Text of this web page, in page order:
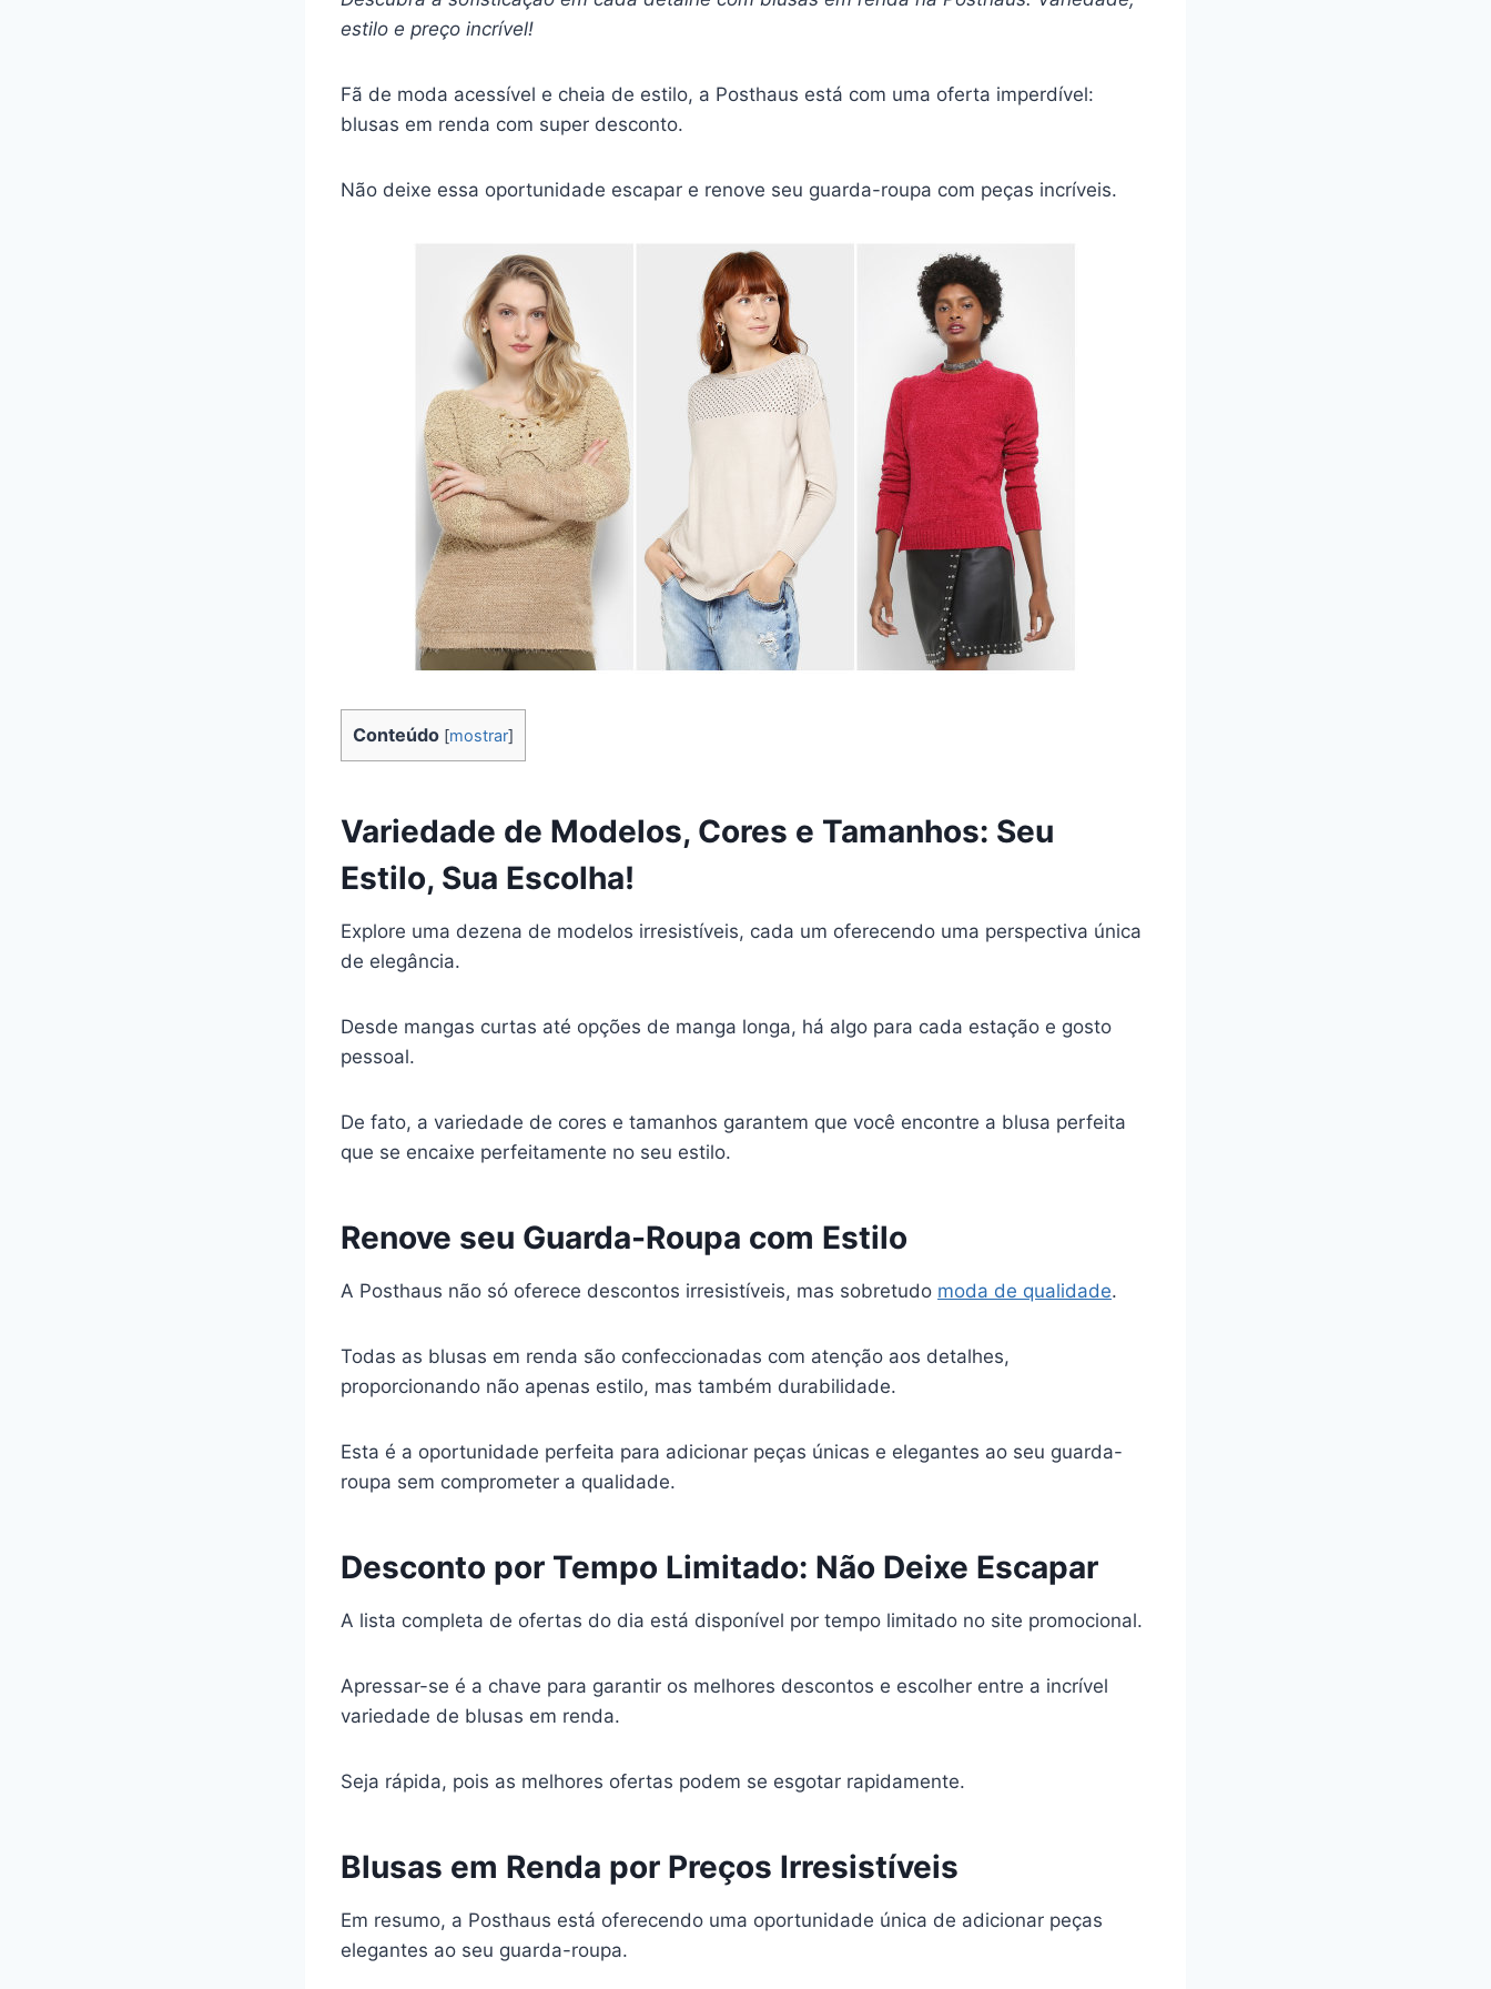
estilo e preço incrível!
Fã de moda acessível e cheia de estilo, a Posthaus está com uma oferta imperdível:
blusas em renda com super desconto.
Não deixe essa oportunidade escapar e renove seu guarda-roupa com peças incríveis.
Conteúdo [mostrar]
Variedade de Modelos, Cores e Tamanhos: Seu
Estilo, Sua Escolha!
Explore uma dezena de modelos irresistíveis, cada um oferecendo uma perspectiva única
de elegância.
Desde mangas curtas até opções de manga longa, há algo para cada estação e gosto
pessoal.
De fato, a variedade de cores e tamanhos garantem que você encontre a blusa perfeita
que se encaixe perfeitamente no seu estilo.
Renove seu Guarda-Roupa com Estilo
A Posthaus não só oferece descontos irresistíveis, mas sobretudo moda de qualidade.
Todas as blusas em renda são confeccionadas com atenção aos detalhes,
proporcionando não apenas estilo, mas também durabilidade.
Esta é a oportunidade perfeita para adicionar peças únicas e elegantes ao seu guarda-
roupa sem comprometer a qualidade.
Desconto por Tempo Limitado: Não Deixe Escapar
A lista completa de ofertas do dia está disponível por tempo limitado no site promocional.
Apressar-se é a chave para garantir os melhores descontos e escolher entre a incrível
variedade de blusas em renda.
Seja rápida, pois as melhores ofertas podem se esgotar rapidamente.
Blusas em Renda por Preços Irresistíveis
Em resumo, a Posthaus está oferecendo uma oportunidade única de adicionar peças
elegantes ao seu guarda-roupa.